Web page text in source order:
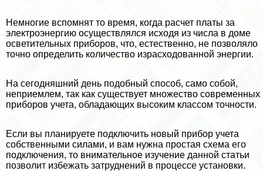
Немногие вспомнят то время, когда расчет платы за
электроэнергию осуществлялся исходя из числа в доме
осветительных приборов, что, естественно, не позволяло
точно определить количество израсходованной энергии.
На сегодняшний день подобный способ, само собой,
неприемлем, так как существует множество современных
приборов учета, обладающих высоким классом точности.
Если вы планируете подключить новый прибор учета
собственными силами, и вам нужна простая схема его
подключения, то внимательное изучение данной статьи
позволит избежать затруднений в процессе установки.